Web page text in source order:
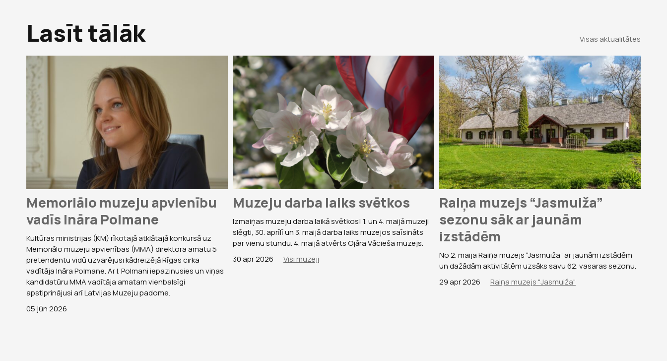
Lasīt tālāk Visas aktualitātes
Memoriālo muzeju apvienību
vadīs Ināra Polmane
Kultūras ministrijas (KM) rīkotajā atklātajā konkursā uz
Memoriālo muzeju apvienības (MMA) direktora amatu 5
pretendentu vidū uzvarējusi kādreizējā Rīgas cirka
vadītāja Ināra Polmane. Ar I. Polmani iepazinusies un viņas
kandidatūru MMA vadītāja amatam vienbalsīgi
apstiprinājusi arī Latvijas Muzeju padome.
05 jūn 2026
Muzeju darba laiks svētkos
Izmaiņas muzeju darba laikā svētkos! 1. un 4. maijā muzeji
slēgti, 30. aprīlī un 3. maijā darba laiks muzejos saīsināts
par vienu stundu. 4. maijā atvērts Ojāra Vācieša muzejs.
30 apr 2026
Visi muzeji
Raiņa muzejs “Jasmuiža”
sezonu sāk ar jaunām
izstādēm
No 2. maija Raiņa muzejs “Jasmuiža” ar jaunām izstādēm
un dažādām aktivitātēm uzsāks savu 62. vasaras sezonu.
29 apr 2026
Raiņa muzejs "Jasmuiža"